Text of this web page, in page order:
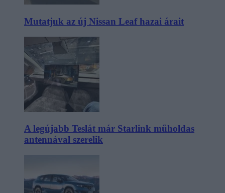
Mutatjuk az új Nissan Leaf hazai árait
A legújabb Teslát már Starlink műholdas
antennával szerelik